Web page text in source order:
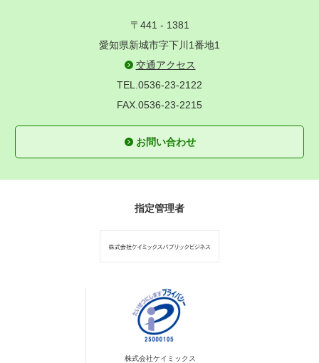
〒441 - 1381
愛知県新城市字下川1番地1
交通アクセス
TEL.0536-23-2122
FAX.0536-23-2215
お問い合わせ
指定管理者
株式会社ケイミックス